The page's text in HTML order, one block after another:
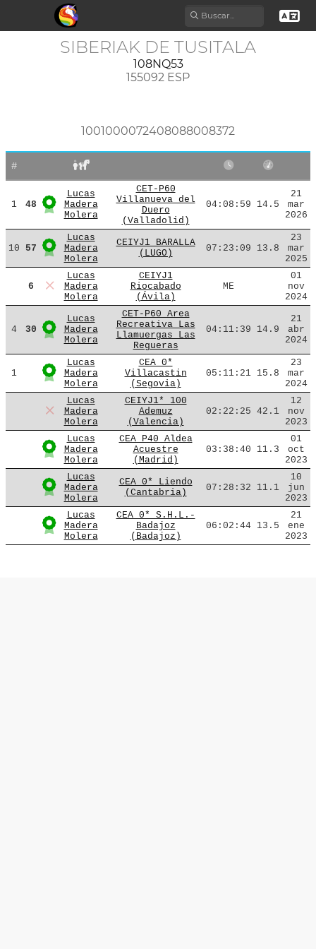
SIBERIAK DE TUSITALA
108NQ53
155092 ESP
1001000072408088008372
#
1 48
Lucas
Madera
Molera
CET-P60
Villanueva del
Duero
(Valladolid)
04:08:59 14.5
21
mar
2026
10 57
Lucas
Madera
Molera
CEIYJ1 BARALLA
(LUGO)
07:23:09 13.8
23
mar
2025
6
Lucas
Madera
Molera
CEIYJ1
Riocabado
(Ávila)
ME
01
nov
2024
4 30
Lucas
Madera
Molera
CET-P60 Area
Recreativa Las
Llamuergas Las
Regueras
04:11:39 14.9
21
abr
2024
1
Lucas
Madera
Molera
CEA 0*
Villacastin
(Segovia)
05:11:21 15.8
23
mar
2024
Lucas
Madera
Molera
CEIYJ1* 100
Ademuz
(Valencia)
02:22:25 42.1
12
nov
2023
Lucas
Madera
Molera
CEA P40 Aldea
Acuestre
(Madrid)
03:38:40 11.3
01
oct
2023
Lucas
Madera
Molera
CEA 0* Liendo
(Cantabria)
07:28:32 11.1
10
jun
2023
Lucas
Madera
Molera
CEA 0* S.H.L.-
Badajoz
(Badajoz)
06:02:44 13.5
21
ene
2023